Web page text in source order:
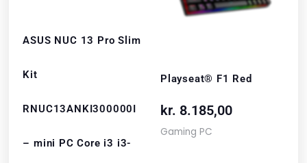
ASUS NUC 13 Pro Slim
Kit
RNUC13ANKI300000I
– mini PC Core i3 i3-
Playseat® F1 Red
kr. 8.185,00
Gaming PC